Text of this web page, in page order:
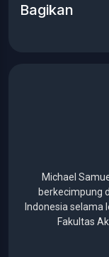
Bagikan
Michael
berkecimpung
Indonesia selama
Fakultas
menggabungkan